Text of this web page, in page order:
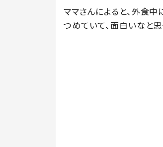
ママさんによると、外食
つめていて、面白いなと